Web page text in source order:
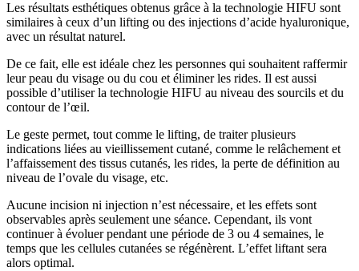
Les résultats esthétiques obtenus grâce à la technologie HIFU sont
similaires à ceux d’un lifting ou des injections d’acide hyaluronique,
avec un résultat naturel.
De ce fait, elle est idéale chez les personnes qui souhaitent raffermir
leur peau du visage ou du cou et éliminer les rides. Il est aussi
possible d’utiliser la technologie HIFU au niveau des sourcils et du
contour de l’œil.
Le geste permet, tout comme le lifting, de traiter plusieurs
indications liées au vieillissement cutané, comme le relâchement et
l’affaissement des tissus cutanés, les rides, la perte de définition au
niveau de l’ovale du visage, etc.
Aucune incision ni injection n’est nécessaire, et les effets sont
observables après seulement une séance. Cependant, ils vont
continuer à évoluer pendant une période de 3 ou 4 semaines, le
temps que les cellules cutanées se régénèrent. L’effet liftant sera
alors optimal.